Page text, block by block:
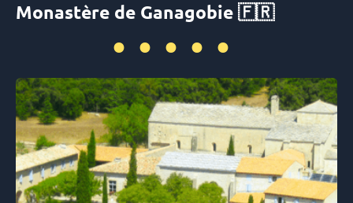
Monastère de Ganagobie 🇫🇷
•••••